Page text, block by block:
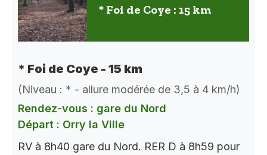
* Foi de Coye : 15 km
* Foi de Coye - 15 km
(Niveau : * - allure modérée de 3,5 à 4 km/h)
Rendez-vous : gare du Nord
Départ : Orry la Ville
RV à 8h40 gare du Nord. RER D à 8h59 pour